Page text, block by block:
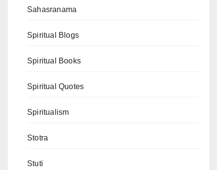
Sahasranama
Spiritual Blogs
Spiritual Books
Spiritual Quotes
Spiritualism
Stotra
Stuti